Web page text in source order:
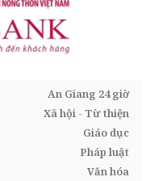
An Giang 24 giờ
Xã hội - Từ thiện
Giáo dục
Pháp luật
Văn hóa